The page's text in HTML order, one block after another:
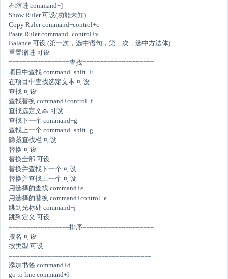
右缩进 command+]
Show Ruler 可设(功能未知)
Copy Ruler command+control+c
Paste Ruler command+control+v
Balance 可设 (第一次，选中语句，第二次，选中方法体)
重置缩进 可设
=================查找====================
项目中查找 command+shift+F
在项目中查找选定文本 可设
查找 可设
查找替换 command+control+f
查找选定文本 可设
查找下一个 command+g
查找上一个 command+shift+g
隐藏查找栏 可设
替换 可设
替换全部 可设
替换并查找下一个 可设
替换并查找上一个 可设
用选择的查找 command+e
用选择的替换 command+control+e
跳到光标处 command+j
跳到定义 可设
=================排序====================
按名 可设
按类型 可设
========================================
添加书签 command+d
go to line command+l